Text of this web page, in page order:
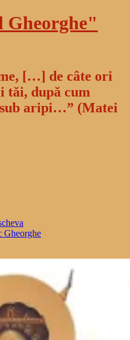
[…] de câte ori
tăi, după cum
sub aripi…” (Matei
Gheorghe